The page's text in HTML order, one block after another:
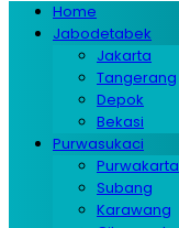
Home
Jabodetabek
Jakarta
Tangerang
Depok
Bekasi
Purwasukaci
Purwakarta
Subang
Karawang